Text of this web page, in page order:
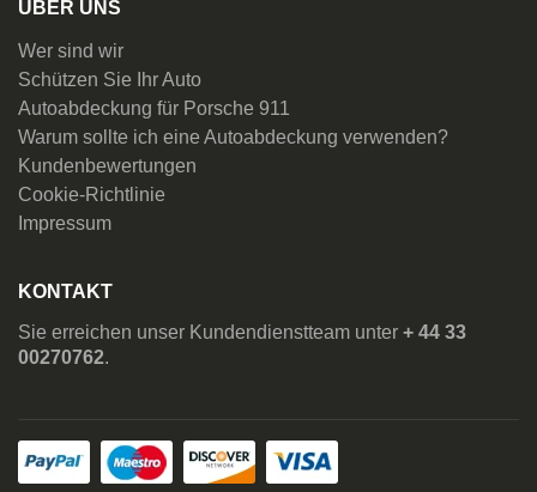
ÜBER UNS
Wer sind wir
Schützen Sie Ihr Auto
Autoabdeckung für Porsche 911
Warum sollte ich eine Autoabdeckung verwenden?
Kundenbewertungen
Cookie-Richtlinie
Impressum
KONTAKT
Sie erreichen unser Kundendienstteam unter + 44 33
00270762.